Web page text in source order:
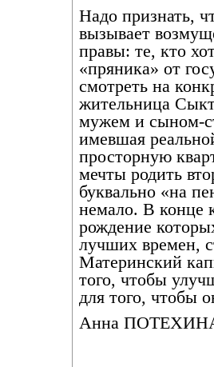
Надо признать,
вызывает
правы: те, кто
«пряника» от
смотреть на
жительница
мужем и сыном-
имевшая
просторную
мечты родить
буквально «на
немало. В конце
рождение
лучших времен,
Материнский
того, чтобы
для того, чтобы
Анна